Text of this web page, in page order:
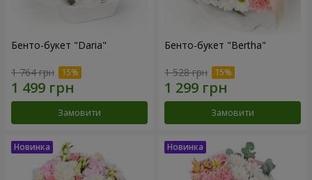
Бенто-букет "Daria"
1 764 грн
Замовити
Бенто-букет "Bertha"
1 528 грн
Замовити